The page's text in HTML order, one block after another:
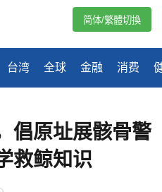
台湾 全球 金融 消费
简体/繁體切換
倡原址展骸骨警
救鲸知识